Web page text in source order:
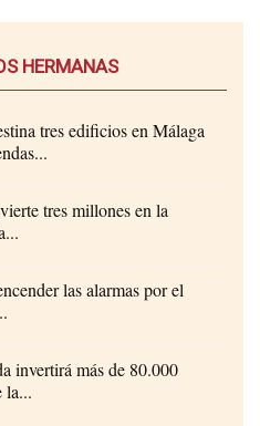
HERMANAS
tres edificios en Málaga
tres millones en la
las alarmas por el
invertirá más de 80.000
la...